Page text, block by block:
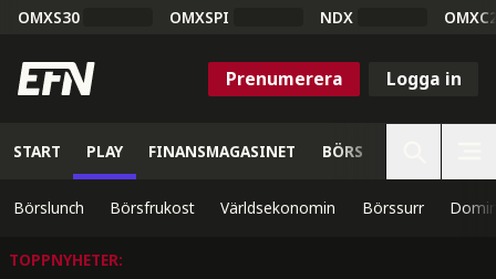
OMXS30 OMXSPI NDX
Prenumerera Logga in
START PLAY FINANSMAGASINET BÖRS
Börslunch Börsfrukost Världsekonomin Börssurr
TOPPNYHETER: